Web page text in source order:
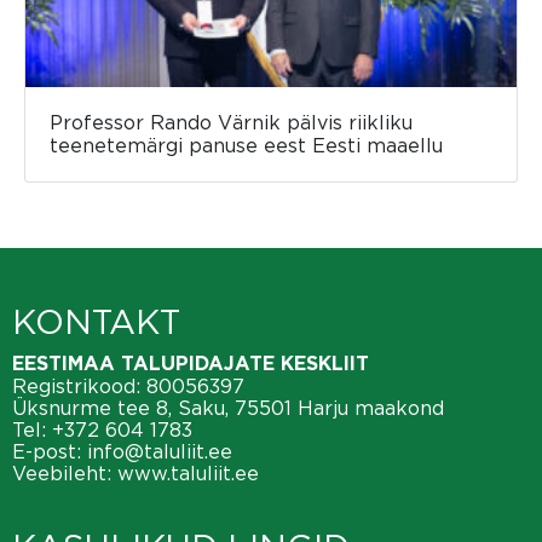
Professor Rando Värnik pälvis riikliku
teenetemärgi panuse eest Eesti maaellu
KONTAKT
EESTIMAA TALUPIDAJATE KESKLIIT
Registrikood: 80056397
Üksnurme tee 8, Saku, 75501 Harju maakond
Tel: +372 604 1783
E-post: info@taluliit.ee
Veebileht: www.taluliit.ee